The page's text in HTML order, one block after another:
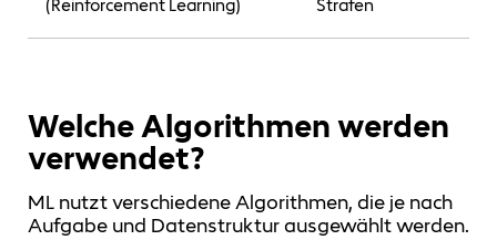
(Reinforcement Learning)
Strafen
Welche Algorithmen werden
verwendet?
ML nutzt verschiedene Algorithmen, die je nach
Aufgabe und Datenstruktur ausgewählt werden.